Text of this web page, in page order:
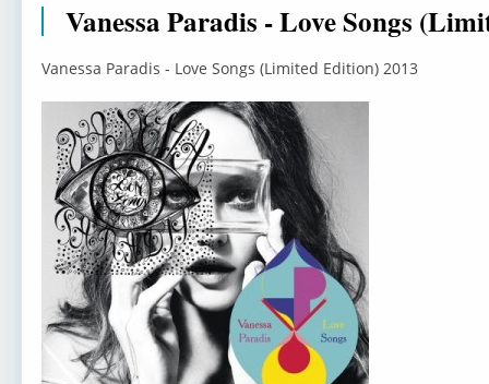
Vanessa Paradis - Love Songs
Vanessa Paradis - Love Songs (Limited Edition) 2013